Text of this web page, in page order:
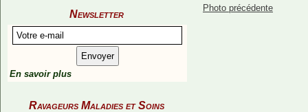
Newsletter
En savoir plus
Ravageurs Maladies et Soins
Photo précédente